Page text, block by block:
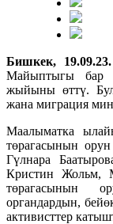
Бишкек,
Майыптыгы бар
жыйыны өттү.
жана миграция
Маалыматка
төрагасынын
Гүлнара
Кристин Жольм,
төрагасынын
органдардын,
активисттер